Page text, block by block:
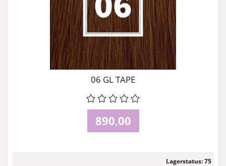
06 GL TAPE
890,00
Lagerstatus: 75